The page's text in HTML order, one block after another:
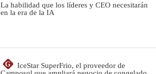
La habilidad que los líderes y CEO necesitarán
en la era de la IA
G
IceStar SuperFrio, el proveedor de